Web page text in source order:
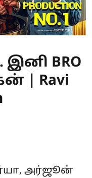
இனி BRO
| Ravi
அர்ஜூன்